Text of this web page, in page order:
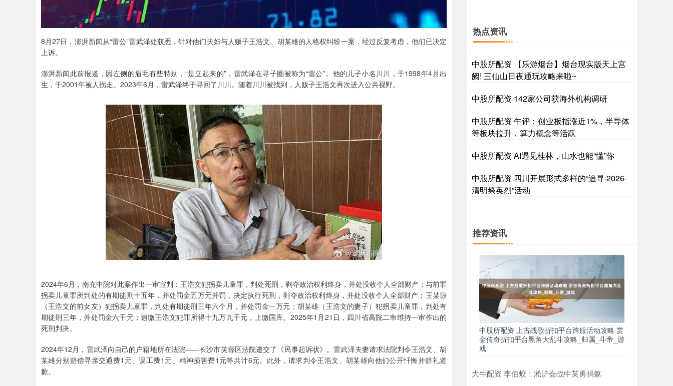
8月27日，澎湃新闻从“雷公”雷武泽处获悉，针对他们夫妇与人贩子王浩文、胡某雄的人格权纠纷一案，经过反复考虑，他们已决定
上诉。
澎湃新闻此前报道，因左侧的眉毛有些特别，“是立起来的”，雷武泽在寻子圈被称为“雷公”。他的儿子小名川川，于1998年4月出
生，于2001年被人拐走。2023年6月，雷武泽终于寻回了川川。随着川川被找到，人贩子王浩文再次进入公共视野。
2024年6月，南充中院对此案作出一审宣判：王浩文犯拐卖儿童罪，判处死刑，剥夺政治权利终身，并处没收个人全部财产；与前罪
拐卖儿童罪所判处的有期徒刑十五年，并处罚金五万元并罚，决定执行死刑，剥夺政治权利终身，并处没收个人全部财产；王某琼
（王浩文的前女友）犯拐卖儿童罪，判处有期徒刑三年六个月，并处罚金一万元；胡某雄（王浩文的妻子）犯拐卖儿童罪，判处有
期徒刑三年，并处罚金六千元；追缴王浩文犯罪所得十九万九千元，上缴国库。2025年1月21日，四川省高院二审维持一审作出的
死刑判决。
2024年12月，雷武泽向自己的户籍地所在法院——长沙市芙蓉区法院递交了《民事起诉状》。雷武泽夫妻请求法院判令王浩文、胡
某雄分别赔偿寻亲交通费1元、误工费1元、精神损害费1元等共计6元。此外，请求判令王浩文、胡某雄向他们公开忏悔并赔礼道
歉。
热点资讯
中股所配资 【乐游烟台】烟台现实版天上宫
阙! 三仙山日夜通玩攻略来啦~
中股所配资 142家公司获海外机构调研
中股所配资 午评：创业板指涨近1%，半导体
等板块拉升，算力概念等活跃
中股所配资 AI遇见桂林，山水也能“懂”你
中股所配资 四川开展形式多样的“追寻·2026·
清明祭英烈”活动
推荐资讯
中股所配资 上古战歌折扣平台跨服活动攻略 赏
金传奇折扣平台黑角大乱斗攻略_归属_斗帝_游
戏
大牛配资 李伯蛟：淞沪会战中英勇捐躯